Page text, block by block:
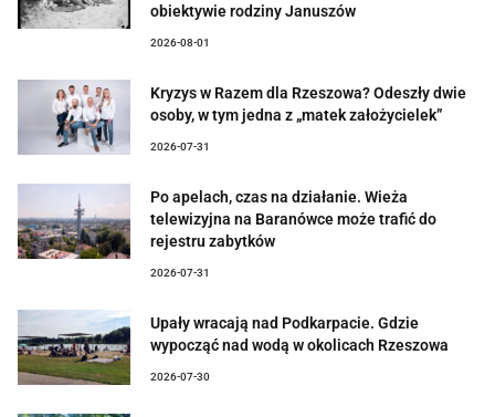
obiektywie rodziny Januszów
2026-08-01
Kryzys w Razem dla Rzeszowa? Odeszły dwie
osoby, w tym jedna z „matek założycielek”
2026-07-31
Po apelach, czas na działanie. Wieża
telewizyjna na Baranówce może trafić do
rejestru zabytków
2026-07-31
Upały wracają nad Podkarpacie. Gdzie
wypocząć nad wodą w okolicach Rzeszowa
2026-07-30